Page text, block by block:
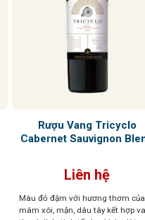
Rượu Vang Tricyclo
Cabernet Sauvignon
Liên hệ
Màu đỏ đậm với hương thơm của
mâm xôi, mận, dâu tây kết hợp